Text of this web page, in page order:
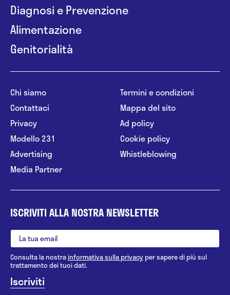
Diagnosi e Prevenzione
Alimentazione
Genitorialità
Chi siamo
Contattaci
Privacy
Modello 231
Advertising
Media Partner
Termini e condizioni
Mappa del sito
Ad policy
Cookie policy
Whistleblowing
ISCRIVITI ALLA NOSTRA NEWSLETTER
Consulta la nostrainformativa sulla privacy per sapere di più sul
trattamento dei tuoi dati.